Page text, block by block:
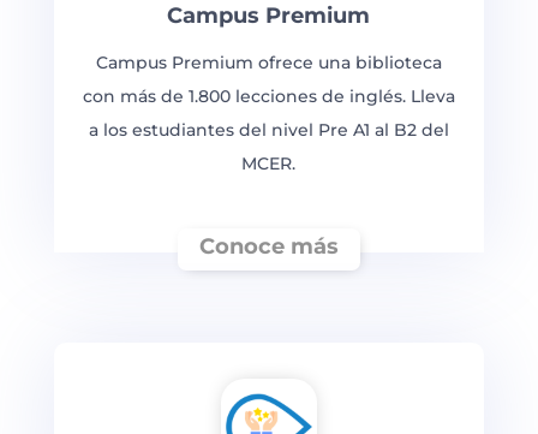
Campus Premium
Campus Premium ofrece una biblioteca
con más de 1.800 lecciones de inglés. Lleva
a los estudiantes del nivel Pre A1 al B2 del
MCER.
Conoce más